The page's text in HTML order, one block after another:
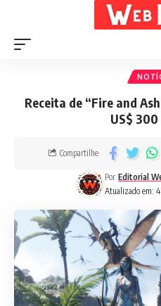
Receita de “Fire and
US$
Atualizado em:
Por Editorial
Compartilhe